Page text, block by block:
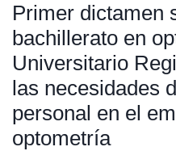
Statistics
Primer dictamen
bachillerato en
Universitario
las necesidades
personal en el
optometría